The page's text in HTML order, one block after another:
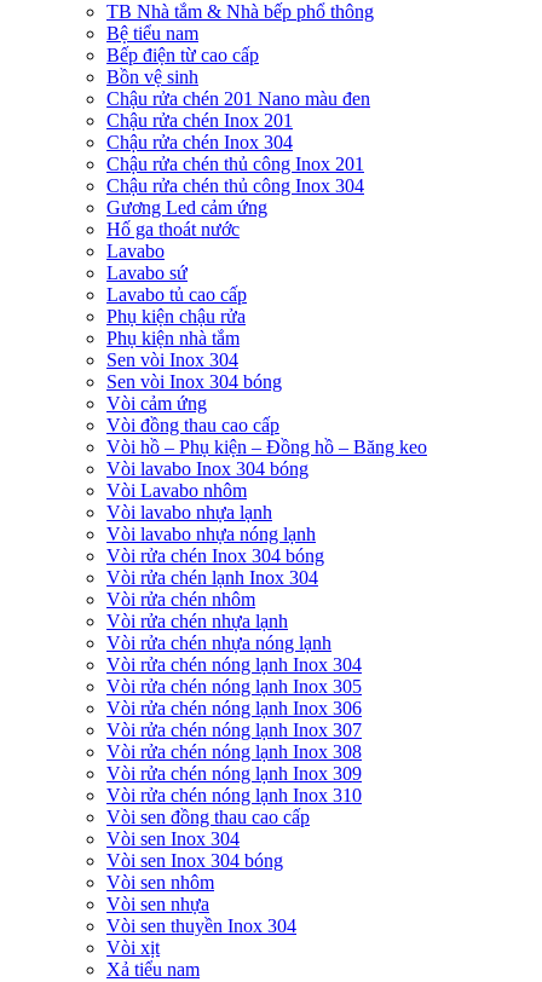
TB Nhà tắm & Nhà bếp phổ thông
Bệ tiểu nam
Bếp điện từ cao cấp
Bồn vệ sinh
Chậu rửa chén 201 Nano màu đen
Chậu rửa chén Inox 201
Chậu rửa chén Inox 304
Chậu rửa chén thủ công Inox 201
Chậu rửa chén thủ công Inox 304
Gương Led cảm ứng
Hố ga thoát nước
Lavabo
Lavabo sứ
Lavabo tủ cao cấp
Phụ kiện chậu rửa
Phụ kiện nhà tắm
Sen vòi Inox 304
Sen vòi Inox 304 bóng
Vòi cảm ứng
Vòi đồng thau cao cấp
Vòi hồ – Phụ kiện – Đồng hồ – Băng keo
Vòi lavabo Inox 304 bóng
Vòi Lavabo nhôm
Vòi lavabo nhựa lạnh
Vòi lavabo nhựa nóng lạnh
Vòi rửa chén Inox 304 bóng
Vòi rửa chén lạnh Inox 304
Vòi rửa chén nhôm
Vòi rửa chén nhựa lạnh
Vòi rửa chén nhựa nóng lạnh
Vòi rửa chén nóng lạnh Inox 304
Vòi rửa chén nóng lạnh Inox 305
Vòi rửa chén nóng lạnh Inox 306
Vòi rửa chén nóng lạnh Inox 307
Vòi rửa chén nóng lạnh Inox 308
Vòi rửa chén nóng lạnh Inox 309
Vòi rửa chén nóng lạnh Inox 310
Vòi sen đồng thau cao cấp
Vòi sen Inox 304
Vòi sen Inox 304 bóng
Vòi sen nhôm
Vòi sen nhựa
Vòi sen thuyền Inox 304
Vòi xịt
Xả tiểu nam